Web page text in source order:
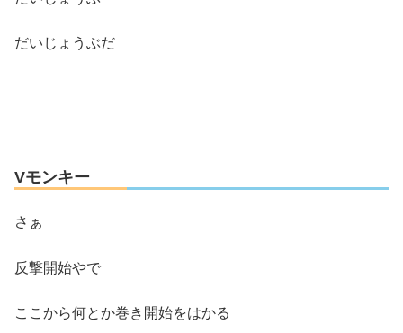
だいじょうぶだ
Vモンキー
さぁ
反撃開始やで
ここから何とか巻き開始をはかる